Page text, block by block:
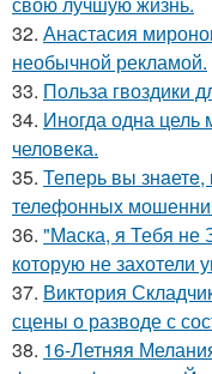
32. Анастасия
необычной рекламой.
33. Польза гвоздики
34. Иногда одна цель
человека.
35. Теперь вы
телeфонныx
36. "Маска, я Тебя не
которую не захотели
37. Виктория
сцены о разводе с
38. 16-Летняя